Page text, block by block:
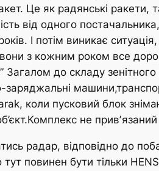
Це як радянські ракети,
від одного
І потім виникає
з кожним роком все
до складу
заряджальні
коли пусковий блок
не привʼязаний
радар, відповідно до
тут повинен бути тільки